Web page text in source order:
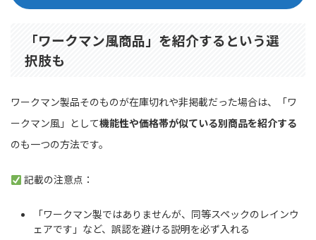
「ワークマン風商品」を紹介するという選
択肢も
ワークマン製品そのものが在庫切れや非掲載だった場合は、「ワ
ークマン風」として機能性や価格帯が似ている別商品を紹介する
のも一つの方法です。
記載の注意点：
「ワークマン製ではありませんが、同等スペックのレインウ
ェアです」など、誤認を避ける説明を必ず入れる